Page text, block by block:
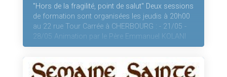
"Hors de la fragilité, point de salut" Deux sessions
de formation sont organisées les jeudis à 20h00
au 22 rue Tour Carrée à CHERBOURG : - 21/05 -
28/05 Animation par le Père Emmanuel KOLANI